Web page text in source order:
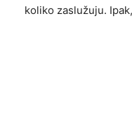
koliko zaslužuju.